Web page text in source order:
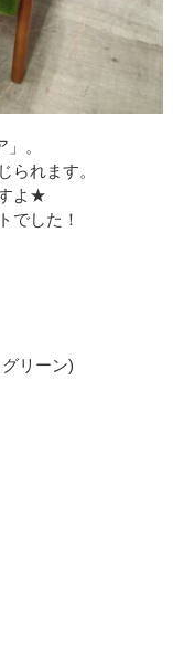
。
られます。
よ★
でした！
リーン)